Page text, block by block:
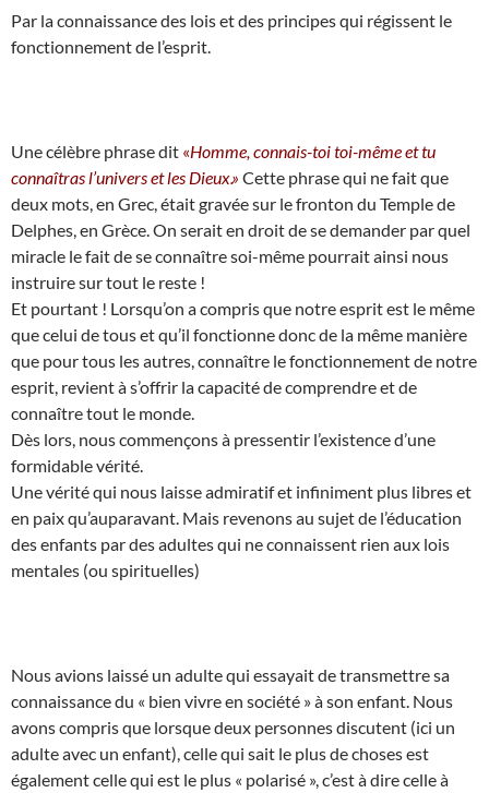
Par la connaissance des lois et des principes qui régissent le
fonctionnement de l’esprit.
Une célèbre phrase dit «Homme, connais-toi toi-même et tu
connaîtras l’univers et les Dieux.» Cette phrase qui ne fait que
deux mots, en Grec, était gravée sur le fronton du Temple de
Delphes, en Grèce. On serait en droit de se demander par quel
miracle le fait de se connaître soi-même pourrait ainsi nous
instruire sur tout le reste !
Et pourtant ! Lorsqu’on a compris que notre esprit est le même
que celui de tous et qu’il fonctionne donc de la même manière
que pour tous les autres, connaître le fonctionnement de notre
esprit, revient à s’offrir la capacité de comprendre et de
connaître tout le monde.
Dès lors, nous commençons à pressentir l’existence d’une
formidable vérité.
Une vérité qui nous laisse admiratif et infiniment plus libres et
en paix qu’auparavant. Mais revenons au sujet de l’éducation
des enfants par des adultes qui ne connaissent rien aux lois
mentales (ou spirituelles)
Nous avions laissé un adulte qui essayait de transmettre sa
connaissance du « bien vivre en société » à son enfant. Nous
avons compris que lorsque deux personnes discutent (ici un
adulte avec un enfant), celle qui sait le plus de choses est
également celle qui est le plus « polarisé », c’est à dire celle à